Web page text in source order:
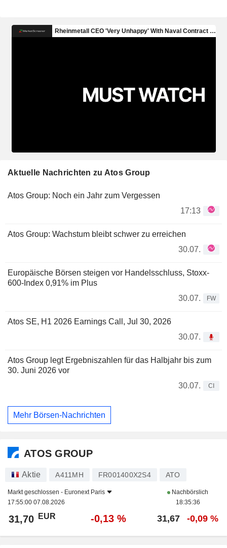
Aktuelle Nachrichten zu Atos Group
Atos Group: Noch ein Jahr zum Vergessen
17:13
Atos Group: Wachstum bleibt schwer zu erreichen
30.07.
Europäische Börsen steigen vor Handelsschluss, Stoxx-
600-Index 0,91% im Plus
30.07.
FW
Atos SE, H1 2026 Earnings Call, Jul 30, 2026
30.07.
Atos Group legt Ergebniszahlen für das Halbjahr bis zum
30. Juni 2026 vor
30.07.
CI
Mehr Börsen-Nachrichten
ATOS GROUP
Aktie A411MH FR001400X2S4 ATO
Markt geschlossen - Euronext Paris
17:55:00 07.08.2026
Nachbörslich
18:35:36
31,70 EUR -0,13 % 31,67 -0,09 %